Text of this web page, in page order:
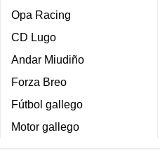
Opa Racing
CD Lugo
Andar Miudiño
Forza Breo
Fútbol gallego
Motor gallego